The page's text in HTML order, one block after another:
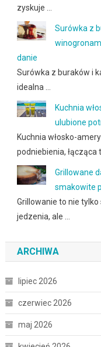
zyskuje …
Surówka z
danie
Surówka z buraków i
idealna …
Kuchnia
ulubione
Kuchnia włosko-
podniebienia, łącząca
Grillowane
smakowite
Grillowanie to nie
jedzenia, ale …
ARCHIWA
lipiec 2026
czerwiec 2026
maj 2026